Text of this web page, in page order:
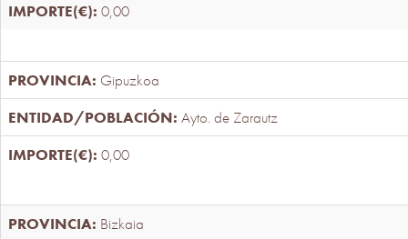
0,00
Gipuzkoa
Ayto. de Zarautz
0,00
Bizkaia